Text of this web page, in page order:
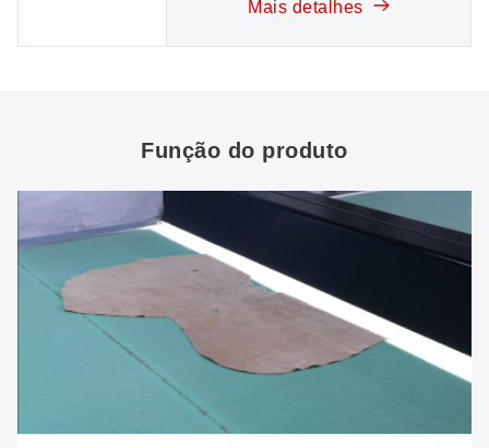
Mais detalhes
Função do produto